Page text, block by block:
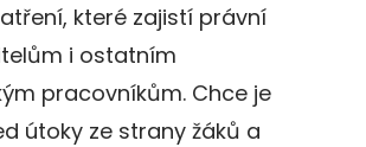
které zajistí právní
i ostatním
pracovníkům. Chce je
útoky ze strany žáků a